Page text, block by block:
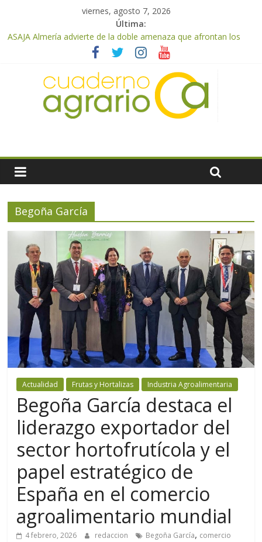
viernes, agosto 7, 2026
Última:
ASAJA Almería advierte de la doble amenaza que afrontan los
cítricos: la clorosis y la caída de los precios
ASAJA Almería: las primeras recolecciones de almendra
confirman una cosecha desigual marcada por las inclemencias
meteorológicas y la incertidumbre en los precios
El Ministerio de Agricultura, Pesca y Alimentación autoriza el
pago de 85 millones adicionales de ayudas de la PAC de
Cooperativas Agro-alimentarias de Andalucía celebra la
activación del mecanismo de regulación de oferta de aceite de
Begoña García
Actualidad Frutas y Hortalizas Industria Agroalimentaria
Begoña García destaca el
liderazgo exportador del
sector hortofrutícola y el
papel estratégico de
España en el comercio
agroalimentario mundial
4 febrero, 2026 redaccion Begoña García, comercio